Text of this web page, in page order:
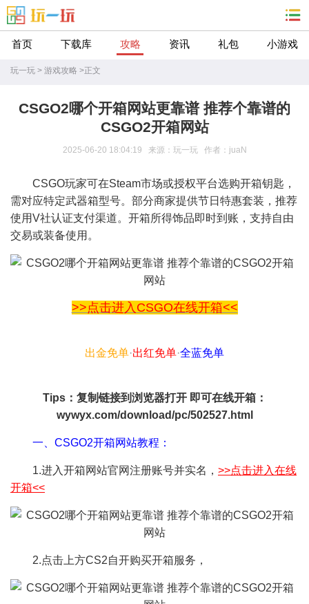
首页 下载库 攻略 资讯 礼包 小游戏
玩一玩 > 游戏攻略 >正文
CSGO2哪个开箱网站更靠谱 推荐个靠谱的
CSGO2开箱网站
2025-06-20 18:04:19 来源：玩一玩 作者：juaN
CSGO玩家可在Steam市场或授权平台选购开箱钥匙，
需对应特定武器箱型号。部分商家提供节日特惠套装，推荐
使用V社认证支付渠道。开箱所得饰品即时到账，支持自由
交易或装备使用。
>>点击进入CSGO在线开箱<<
出金免单·出红免单·全蓝免单
Tips：复制链接到浏览器打开 即可在线开箱：
wywyx.com/download/pc/502527.html
一、CSGO2开箱网站教程：
1.进入开箱网站官网注册账号并实名， >>点击进入在线
开箱<<
2.点击上方CS2自开购买开箱服务，